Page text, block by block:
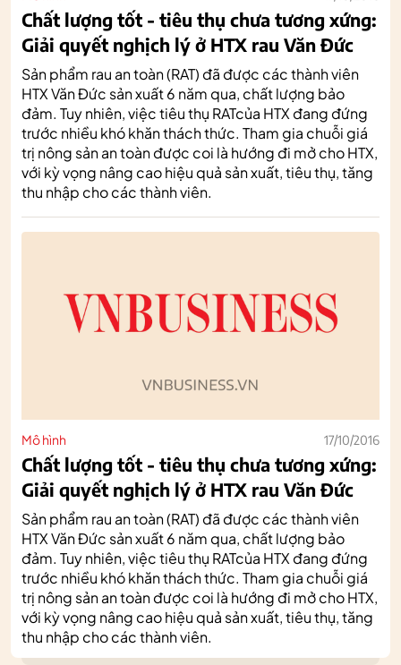
Chất lượng tốt - tiêu thụ chưa tương xứng:
Giải quyết nghịch lý ở HTX rau Văn Đức
Sản phẩm rau an toàn (RAT) đã được các thành viên
HTX Văn Đức sản xuất 6 năm qua, chất lượng bảo
đảm. Tuy nhiên, việc tiêu thụ RATcủa HTX đang đứng
trước nhiều khó khăn thách thức. Tham gia chuỗi giá
trị nông sản an toàn được coi là hướng đi mở cho HTX,
với kỳ vọng nâng cao hiệu quả sản xuất, tiêu thụ, tăng
thu nhập cho các thành viên.
Mô hình 17/10/2016
Chất lượng tốt - tiêu thụ chưa tương xứng:
Giải quyết nghịch lý ở HTX rau Văn Đức
Sản phẩm rau an toàn (RAT) đã được các thành viên
HTX Văn Đức sản xuất 6 năm qua, chất lượng bảo
đảm. Tuy nhiên, việc tiêu thụ RATcủa HTX đang đứng
trước nhiều khó khăn thách thức. Tham gia chuỗi giá
trị nông sản an toàn được coi là hướng đi mở cho HTX,
với kỳ vọng nâng cao hiệu quả sản xuất, tiêu thụ, tăng
thu nhập cho các thành viên.